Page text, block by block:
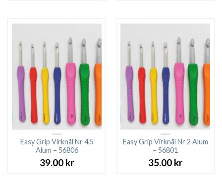
Easy Grip Virknål Nr 4.5
Alum – 56806
39.00 kr
Easy Grip Virknål Nr 2 Alum
– 56801
35.00 kr